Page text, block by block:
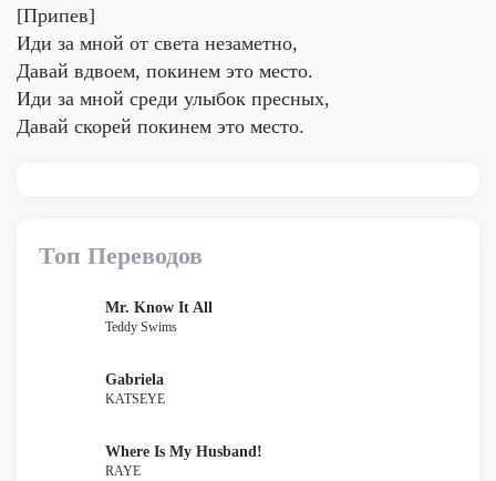
[Припев]
Иди за мной от света незаметно,
Давай вдвоем, покинем это место.
Иди за мной среди улыбок пресных,
Давай скорей покинем это место.
Топ Переводов
Mr. Know It All
Teddy Swims
Gabriela
KATSEYE
Where Is My Husband!
RAYE